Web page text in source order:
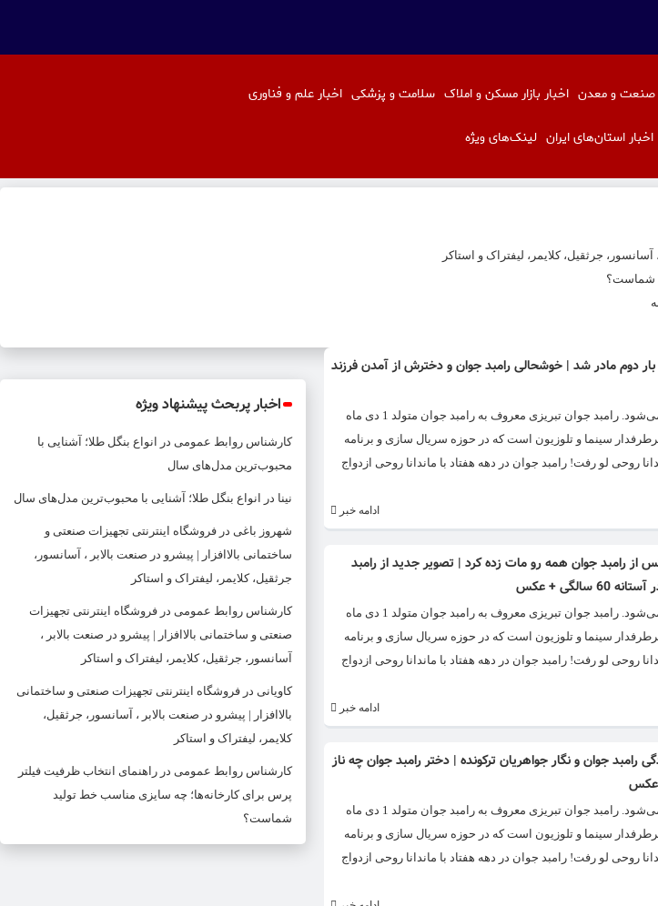
صنعت و معدن اخبار بازار مسکن و املاک سلامت و پزشکی اخبار علم و فناوری
اخبار استان‌های ایران لینک‌های ویژه
جرثقیل، کلایمر، لیفتراک و استاکر
شماست؟
بار دوم مادر شد | خوشحالی رامبد جوان و دخترش از آمدن فرزند
سفر رامبد جوان به کانادا برای تولد فرزندش حواشی فراوانی ایجاد کرد. رامبد جوان بیشتر با برنامه خندوانه شناخته می‌شود. رامبد جوان تبریزی معروف به رامبد جوان متولد 1 دی ماه
پرطرفدار سینما و تلوزیون است که در حوزه سریال سازی و برنامه
روحی لو رفت! رامبد جوان در دهه هفتاد با ماندانا روحی ازدواج
ادامه خبر
از رامبد جوان همه رو مات زده کرد | تصویر جدید از رامبد
60 سالگی + عکس
سفر رامبد جوان به کانادا برای تولد فرزندش حواشی فراوانی ایجاد کرد. رامبد جوان بیشتر با برنامه خندوانه شناخته می‌شود. رامبد جوان تبریزی معروف به رامبد جوان متولد 1 دی ماه
پرطرفدار سینما و تلوزیون است که در حوزه سریال سازی و برنامه
روحی لو رفت! رامبد جوان در دهه هفتاد با ماندانا روحی ازدواج
ادامه خبر
رامبد جوان و نگار جواهریان ترکونده | دختر رامبد جوان چه ناز
عکس
سفر رامبد جوان به کانادا برای تولد فرزندش حواشی فراوانی ایجاد کرد. رامبد جوان بیشتر با برنامه خندوانه شناخته می‌شود. رامبد جوان تبریزی معروف به رامبد جوان متولد 1 دی ماه
پرطرفدار سینما و تلوزیون است که در حوزه سریال سازی و برنامه
روحی لو رفت! رامبد جوان در دهه هفتاد با ماندانا روحی ازدواج
اخبار پربحث پیشنهاد ویژه
کارشناس روابط عمومی در
انواع بنگل طلا؛ آشنایی با
محبوب‌ترین مدل‌های سال
نینا در انواع بنگل طلا؛ آشنایی با محبوب‌ترین مدل‌های سال
شهروز باغی در فروشگاه اینترنتی تجهیزات صنعتی و
ساختمانی بالاافزار | پیشرو در صنعت بالابر ، آسانسور،
جرثقیل، کلایمر، لیفتراک و استاکر
کارشناس روابط عمومی در فروشگاه اینترنتی تجهیزات
صنعتی و ساختمانی بالاافزار | پیشرو در صنعت بالابر ،
آسانسور، جرثقیل، کلایمر، لیفتراک و استاکر
کاویانی در فروشگاه اینترنتی تجهیزات صنعتی و ساختمانی
بالاافزار | پیشرو در صنعت بالابر ، آسانسور، جرثقیل،
کلایمر، لیفتراک و استاکر
کارشناس روابط عمومی در راهنمای انتخاب ظرفیت فیلتر
پرس برای کارخانه‌ها؛ چه سایزی مناسب خط تولید
شماست؟